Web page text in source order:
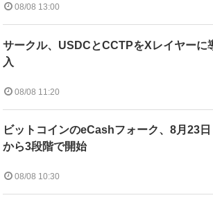
08/08 13:00
サークル、USDCとCCTPをXレイヤーに
入
08/08 11:20
ビットコインのeCashフォーク、8月23日
から3段階で開始
08/08 10:30